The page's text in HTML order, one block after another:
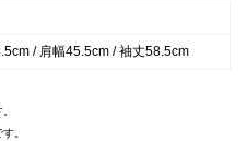
/ 肩幅45.5cm / 袖丈58.5cm
。